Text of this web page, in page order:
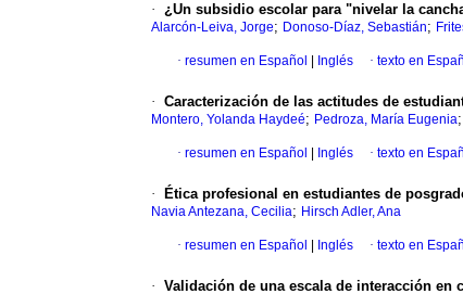
· ¿Un subsidio escolar para "nivelar la
Alarcón-Leiva, Jorge; Donoso-Díaz, Sebastián;
· resumen en Español Inglés · texto en
· Caracterización de las actitudes de
Montero, Yolanda Haydeé; Pedroza, María Eugenia;
· resumen en Español Inglés · texto en
· Ética profesional en estudiantes de
Navia Antezana, Cecilia; Hirsch Adler, Ana
· resumen en Español Inglés · texto en
· Validación de una escala de interacción en